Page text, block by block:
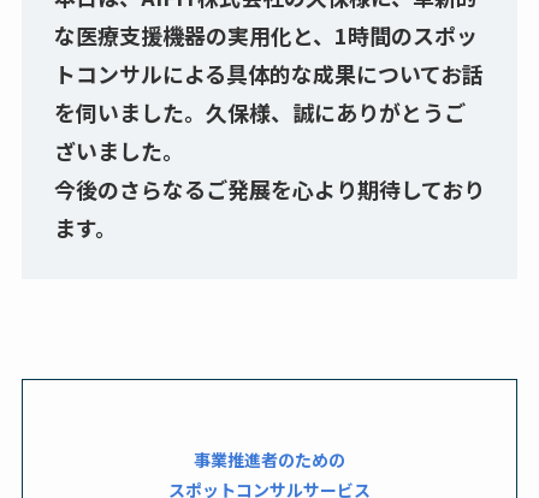
な医療支援機器の実用化と、1時間のスポッ
トコンサルによる具体的な成果についてお話
を伺いました。久保様、誠にありがとうご
ざいました。
今後のさらなるご発展を心より期待しており
ます。
事業推進者のための
スポットコンサルサービス